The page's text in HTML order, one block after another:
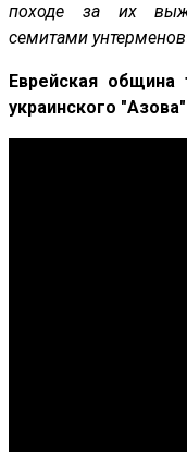
походе за их
семитами унтерменов
Еврейская
украинского "Азова"